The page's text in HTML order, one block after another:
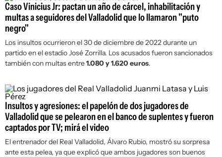
Caso Vinicius Jr: pactan un año de cárcel, inhabilitación y
multas a seguidores del Valladolid que lo llamaron "puto
negro"
Los insultos ocurrieron el 30 de diciembre de 2022 durante un
partido en el estadio José Zorrilla. Los acusados fueron sancionados
también con multas entre1.080 y 1.620 euros.
Insultos y agresiones: el papelón de dos jugadores de
Valladolid que se pelearon en el banco de suplentes y fueron
captados por TV; mirá el video
El entrenador del Real Valladolid, Álvaro Rubio, mostró su sorpresa
ante esta pelea, ya que explicó que ambos jugadores son buenos